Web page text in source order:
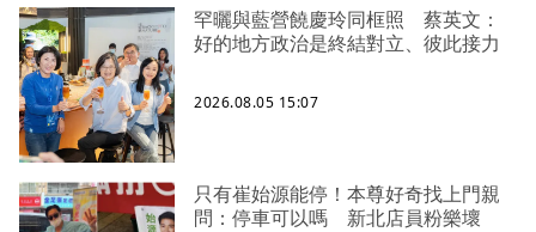
罕曬與藍營饒慶玲同框照 蔡英文：
好的地方政治是終結對立、彼此接力
2026.08.05 15:07
只有崔始源能停！本尊好奇找上門親
問：停車可以嗎 新北店員粉樂壞